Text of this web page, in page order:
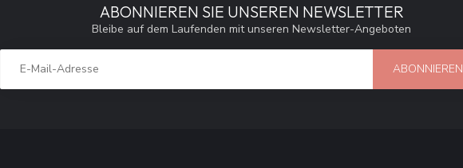
ABONNIEREN SIE UNSEREN NEWSLETTER
Bleibe auf dem Laufenden mit unseren Newsletter-Angeboten
ABONNIEREN